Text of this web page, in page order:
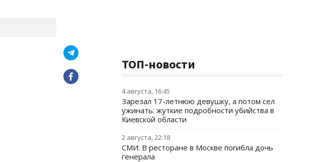
ТОП-новости
4 августа, 16:45
Зарезал 17-летнюю девушку, а потом сел
ужинать: жуткие подробности убийства в
Киевской области
2 августа, 22:18
СМИ: В ресторане в Москве погибла дочь
генерала